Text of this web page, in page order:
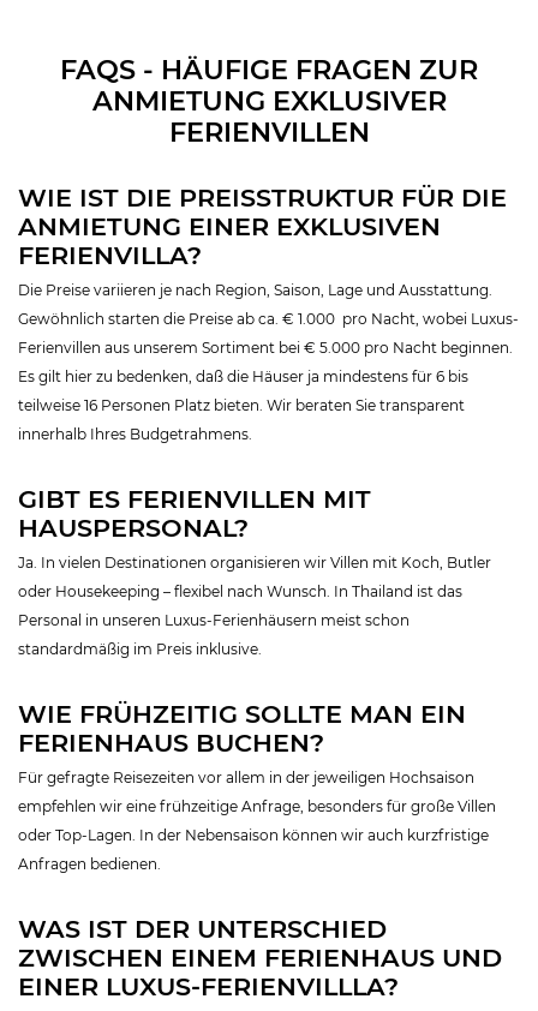
FAQS - HÄUFIGE FRAGEN ZUR
ANMIETUNG EXKLUSIVER
FERIENVILLEN
WIE IST DIE PREISSTRUKTUR FÜR DIE
ANMIETUNG EINER EXKLUSIVEN
FERIENVILLA?
Die Preise variieren je nach Region, Saison, Lage und Ausstattung.
Gewöhnlich starten die Preise ab ca. € 1.000 pro Nacht, wobei Luxus-
Ferienvillen aus unserem Sortiment bei € 5.000 pro Nacht beginnen.
Es gilt hier zu bedenken, daß die Häuser ja mindestens für 6 bis
teilweise 16 Personen Platz bieten. Wir beraten Sie transparent
innerhalb Ihres Budgetrahmens.
GIBT ES FERIENVILLEN MIT
HAUSPERSONAL?
Ja. In vielen Destinationen organisieren wir Villen mit Koch, Butler
oder Housekeeping – flexibel nach Wunsch. In Thailand ist das
Personal in unseren Luxus-Ferienhäusern meist schon
standardmäßig im Preis inklusive.
WIE FRÜHZEITIG SOLLTE MAN EIN
FERIENHAUS BUCHEN?
Für gefragte Reisezeiten vor allem in der jeweiligen Hochsaison
empfehlen wir eine frühzeitige Anfrage, besonders für große Villen
oder Top-Lagen. In der Nebensaison können wir auch kurzfristige
Anfragen bedienen.
WAS IST DER UNTERSCHIED
ZWISCHEN EINEM FERIENHAUS UND
EINER LUXUS-FERIENVILLLA?